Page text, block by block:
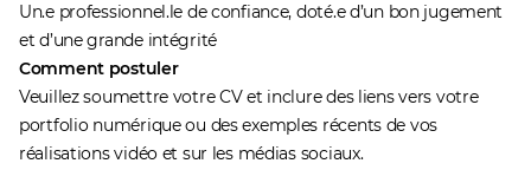
Un.e professionnel.le de confiance, doté.e d’un bon jugement
et d’une grande intégrité
Comment postuler
Veuillez soumettre votre CV et inclure des liens vers votre
portfolio numérique ou des exemples récents de vos
réalisations vidéo et sur les médias sociaux.